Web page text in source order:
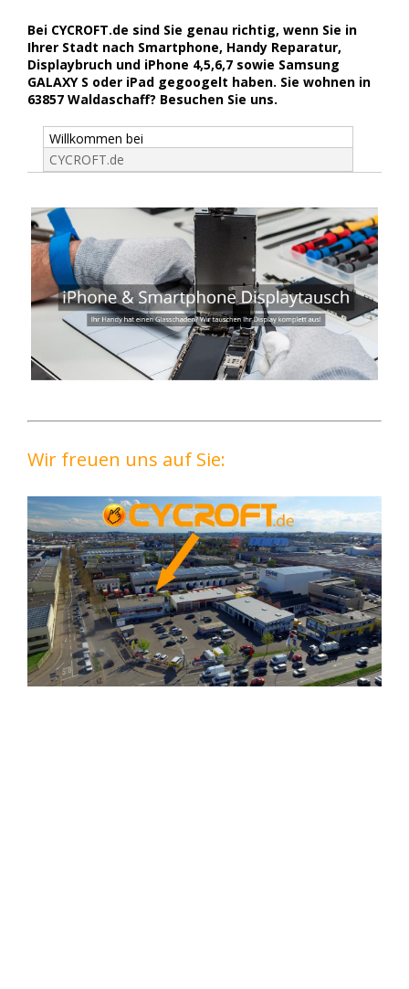
Bei CYCROFT.de sind Sie genau richtig, wenn Sie in
Ihrer Stadt nach Smartphone, Handy Reparatur,
Displaybruch und iPhone 4,5,6,7 sowie Samsung
GALAXY S oder iPad gegoogelt haben. Sie wohnen in
63857 Waldaschaff? Besuchen Sie uns.
Willkommen bei
CYCROFT.de
Wir freuen uns auf Sie: